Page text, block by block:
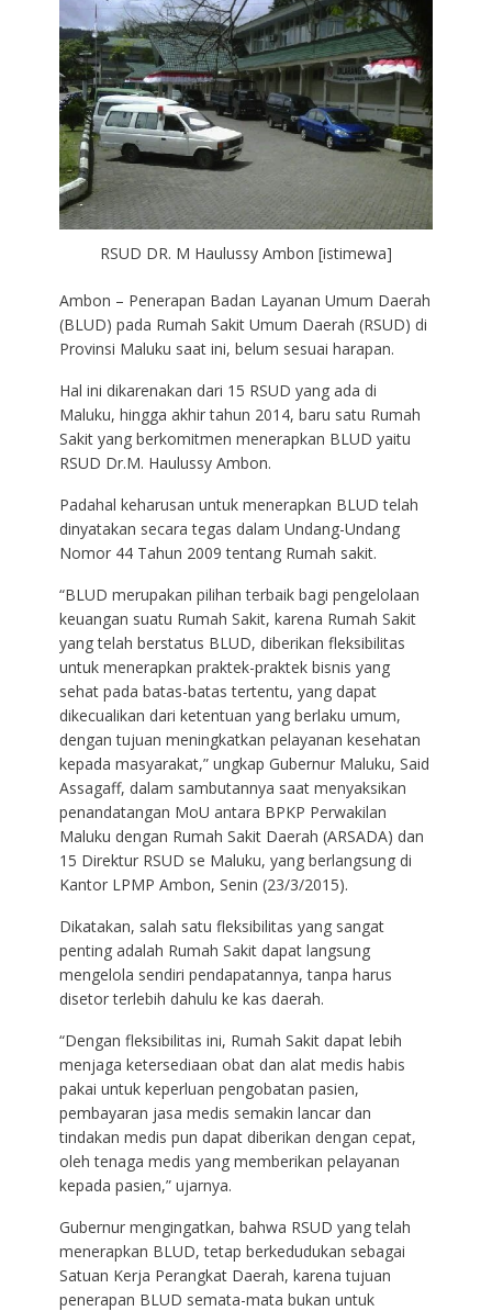
RSUD DR. M Haulussy Ambon [istimewa]
Ambon – Penerapan Badan Layanan Umum Daerah
(BLUD) pada Rumah Sakit Umum Daerah (RSUD) di
Provinsi Maluku saat ini, belum sesuai harapan.
Hal ini dikarenakan dari 15 RSUD yang ada di
Maluku, hingga akhir tahun 2014, baru satu Rumah
Sakit yang berkomitmen menerapkan BLUD yaitu
RSUD Dr.M. Haulussy Ambon.
Padahal keharusan untuk menerapkan BLUD telah
dinyatakan secara tegas dalam Undang-Undang
Nomor 44 Tahun 2009 tentang Rumah sakit.
“BLUD merupakan pilihan terbaik bagi pengelolaan
keuangan suatu Rumah Sakit, karena Rumah Sakit
yang telah berstatus BLUD, diberikan fleksibilitas
untuk menerapkan praktek-praktek bisnis yang
sehat pada batas-batas tertentu, yang dapat
dikecualikan dari ketentuan yang berlaku umum,
dengan tujuan meningkatkan pelayanan kesehatan
kepada masyarakat,” ungkap Gubernur Maluku, Said
Assagaff, dalam sambutannya saat menyaksikan
penandatangan MoU antara BPKP Perwakilan
Maluku dengan Rumah Sakit Daerah (ARSADA) dan
15 Direktur RSUD se Maluku, yang berlangsung di
Kantor LPMP Ambon, Senin (23/3/2015).
Dikatakan, salah satu fleksibilitas yang sangat
penting adalah Rumah Sakit dapat langsung
mengelola sendiri pendapatannya, tanpa harus
disetor terlebih dahulu ke kas daerah.
“Dengan fleksibilitas ini, Rumah Sakit dapat lebih
menjaga ketersediaan obat dan alat medis habis
pakai untuk keperluan pengobatan pasien,
pembayaran jasa medis semakin lancar dan
tindakan medis pun dapat diberikan dengan cepat,
oleh tenaga medis yang memberikan pelayanan
kepada pasien,” ujarnya.
Gubernur mengingatkan, bahwa RSUD yang telah
menerapkan BLUD, tetap berkedudukan sebagai
Satuan Kerja Perangkat Daerah, karena tujuan
penerapan BLUD semata-mata bukan untuk